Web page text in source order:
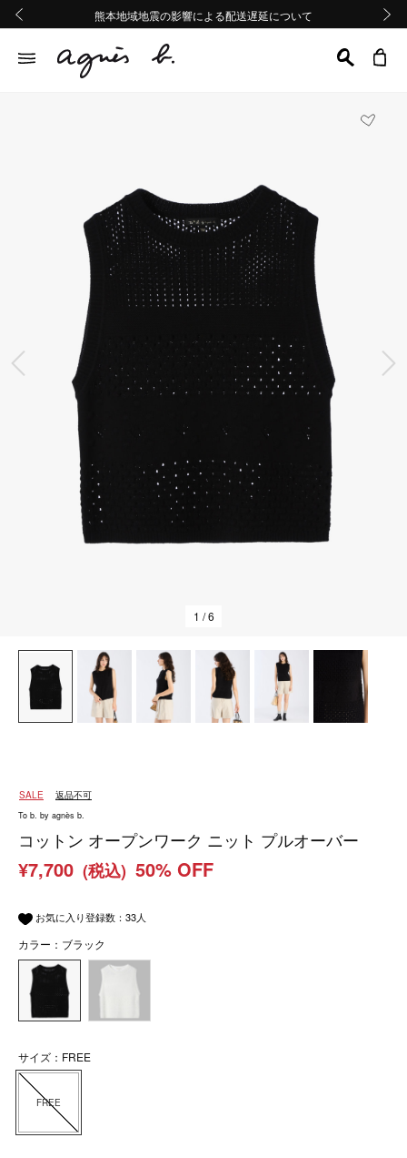
熊本地域地震の影響による配送遅延について
Summer Sale 2buy10%OFF!!
熊本地域地震の影響による配送遅延について
Summer Sale 2buy10%OFF!!
前の画像
1 / 6
SALE 返品不可
To b. by agnès b.
コットン オープンワーク ニット プルオーバー
¥7,700 (税込) 50% OFF
お気に入り登録数： 33人
カラー：ブラック
サイズ：FREE
FREE